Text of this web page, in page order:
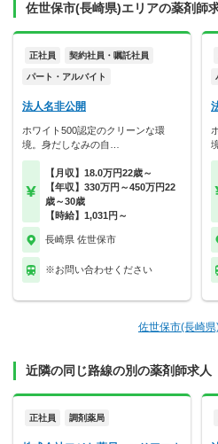
佐世保市(長崎県)エリアの薬剤師
正社員 契約社員・嘱託社員
パート・アルバイト
法人名非公開
ホワイト500認定のクリーンな環
境。身だしなみの自…
【月収】18.0万円22歳～
【年収】330万円～450万円22
歳～30歳
【時給】1,031円～
長崎県 佐世保市
※お問い合わせください
佐世保市(長崎
近隣の同じ路線の別の薬剤師求人
正社員 調剤薬局